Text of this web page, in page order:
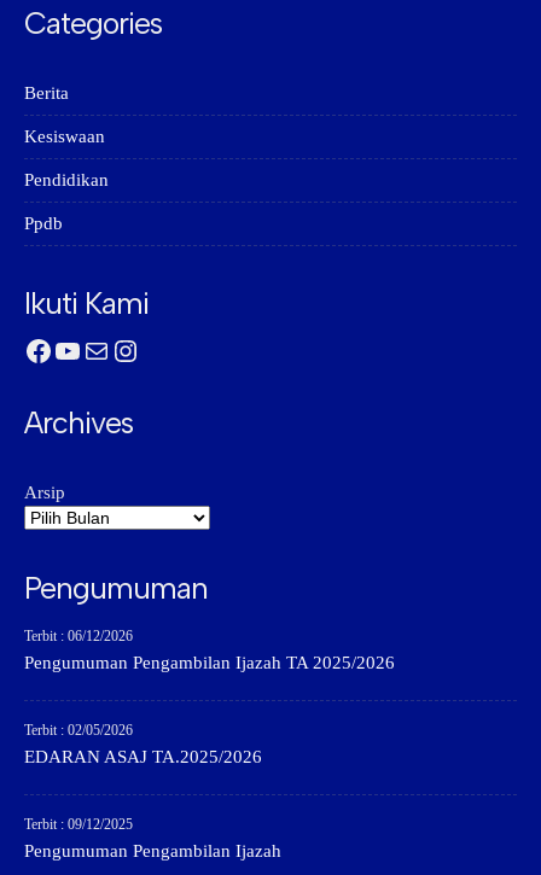
Categories
Berita
Kesiswaan
Pendidikan
Ppdb
Ikuti Kami
Facebook
YouTube
MailInstagram
Archives
Arsip
Pengumuman
Terbit : 06/12/2026
Pengumuman Pengambilan Ijazah TA 2025/2026
Terbit : 02/05/2026
EDARAN ASAJ TA.2025/2026
Terbit : 09/12/2025
Pengumuman Pengambilan Ijazah